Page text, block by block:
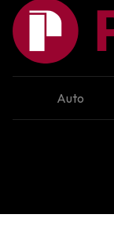
Cambiar tema